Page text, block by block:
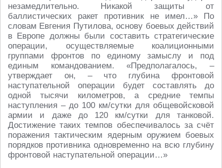
незамедлительно. Никакой защиты от
баллистических ракет противник не имел…» По
словам Евгения Путилова, основу боевых действий
в Европе должны были составить стратегические
операции, осуществляемые коалиционными
группами фронтов по единому замыслу и под
единым командованием. «Предполагалось, –
утверждает он, – что глубина фронтовой
наступательной операции будет составлять до
одной тысячи километров, а средние темпы
наступления – до 100 км/сутки для общевойсковой
армии и даже до 120 км/сутки для танковой.
Достижение таких темпов обеспечивалось за счёт
поражения тактическим ядерным оружием боевых
порядков противника одновременно на всю глубину
фронтовой наступательной операции…»